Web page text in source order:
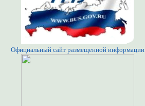
Официальный сайт размещенной информации